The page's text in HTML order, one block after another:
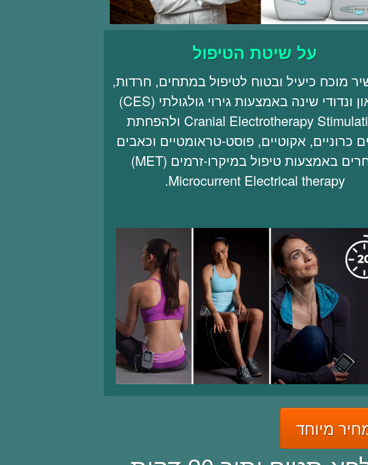
על שיטת הטיפול
מוכח כיעיל ובטוח לטיפול במתחים, חרדות,
דיכאון ונדודי שינה באמצעות גירוי גולגולתי (CES)
Cranial Electrotherapy Stimulation ולהפחתת
כרוניים, אקוטיים, פוסט-טראומטיים וכאבים
אחרים באמצעות טיפול במיקרו-זרמים (MET)
Microcurrent Electrical therapy.